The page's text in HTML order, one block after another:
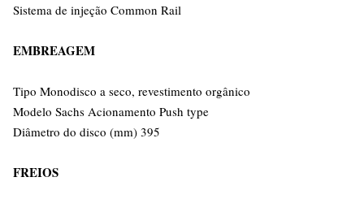
Sistema de injeção Common Rail
EMBREAGEM
Tipo Monodisco a seco, revestimento orgânico
Modelo Sachs Acionamento Push type
Diâmetro do disco (mm) 395
FREIOS